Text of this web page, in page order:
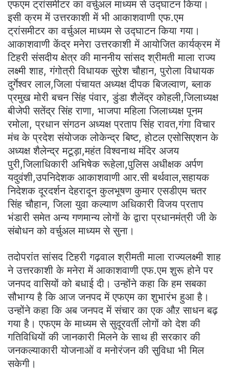
एफएम ट्रांसमीटर का वर्चुअल माध्यम से उद्घाटन किया।
इसी क्रम में उत्तरकाशी में भी आकाशवाणी एफ.एम
ट्रांसमीटर का वर्चुअल माध्यम से उद्घाटन किया गया।
आकाशवाणी केंद्र मनेरा उत्तरकाशी में आयोजित कार्यक्रम में
टिहरी संसदीय क्षेत्र की माननीय सांसद श्रीमती माला राज्य
लक्ष्मी शाह, गंगोत्री विधायक सुरेश चौहान, पुरोला विधायक
दुर्गेश्वर लाल,जिला पंचायत अध्यक्ष दीपक बिजल्वाण, ब्लाक
प्रमुख मोरी बचन सिंह पंवार, डुंडा शैलेंद्र कोहली,जिलाध्यक्ष
बीजेपी सतेंद्र सिंह राणा, भाजपा महिला जिलाध्यक्ष पूनम
रमोला, प्रधान संगठन अध्यक्ष प्रताप सिंह रावत,गंगा विचार
मंच के प्रदेश संयोजक लोकेन्द्र बिष्ट, होटल एसोसिएशन के
अध्यक्ष शैलेन्द्र मटूड़ा,महंत विश्वनाथ मंदिर अजय
पुरी,जिलाधिकारी अभिषेक रूहेला,पुलिस अधीक्षक अर्पण
यदुवंशी,उपनिदेशक आकाशवाणी आर.सी बर्थवाल,सहायक
निदेशक दूरदर्शन देहरादून कुलभूषण कुमार एसडीएम चतर
सिंह चौहान, जिला युवा कल्याण अधिकारी विजय प्रताप
भंडारी समेत अन्य गणमान्य लोगों के द्वारा प्रधानमंत्री जी के
संबोधन को वर्चुअल माध्यम से सुना।
तदोपरांत सांसद टिहरी गढ़वाल श्रीमती माला राज्यलक्ष्मी शाह
ने उत्तरकाशी के मनेरा में आकाशवाणी एफ.एम शुरू होने पर
जनपद वासियों को बधाई दी। उन्होंने कहा कि हम सबका
सौभाग्य है कि आज जनपद में एफएम का शुभारंभ हुआ है।
उन्होंने कहा कि अब जनपद में संचार का एक औऱ साधन बढ़
गया है। एफएम के माध्यम से सुदूरवर्ती लोगों को देश की
गतिविधियों की जानकारी मिलने के साथ ही सरकार की
जनकल्याकारी योजनाओं व मनोरंजन की सुविधा भी मिल
सकेगी।